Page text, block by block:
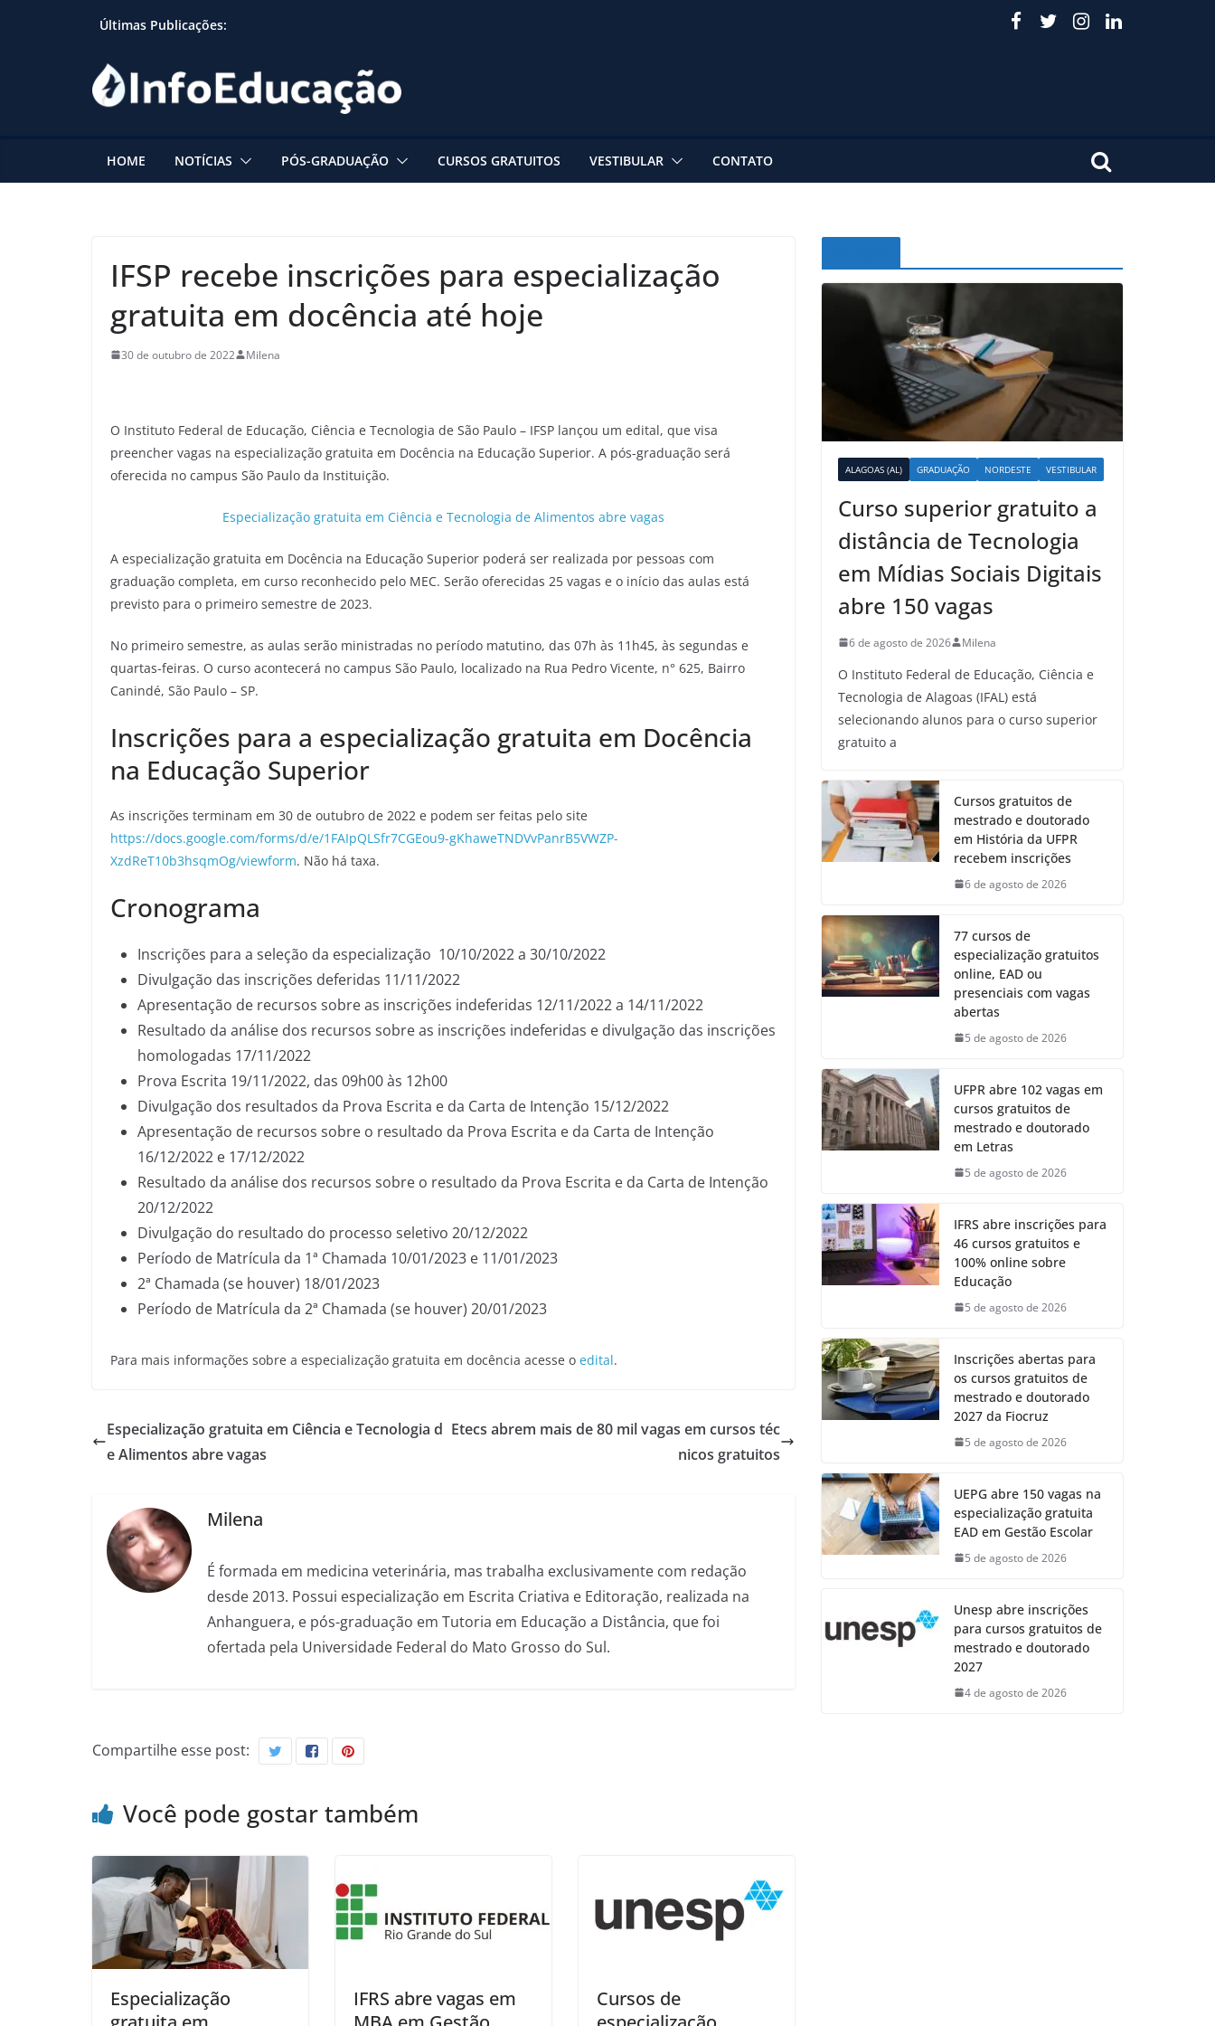
Últimas Publicações:
HOME NOTÍCIAS PÓS-GRADUAÇÃO CURSOS GRATUITOS VESTIBULAR CONTATO
IFSP recebe inscrições para especialização
gratuita em docência até hoje
30 de outubro de 2022 Milena
O Instituto Federal de Educação, Ciência e Tecnologia de São Paulo – IFSP lançou um edital, que visa
preencher vagas na especialização gratuita em Docência na Educação Superior. A pós-graduação será
oferecida no campus São Paulo da Instituição.
Especialização gratuita em Ciência e Tecnologia de Alimentos abre vagas
A especialização gratuita em Docência na Educação Superior poderá ser realizada por pessoas com
graduação completa, em curso reconhecido pelo MEC. Serão oferecidas 25 vagas e o início das aulas está
previsto para o primeiro semestre de 2023.
No primeiro semestre, as aulas serão ministradas no período matutino, das 07h às 11h45, às segundas e
quartas-feiras. O curso acontecerá no campus São Paulo, localizado na Rua Pedro Vicente, n° 625, Bairro
Canindé, São Paulo – SP.
Inscrições para a especialização gratuita em Docência
na Educação Superior
As inscrições terminam em 30 de outubro de 2022 e podem ser feitas pelo site
https://docs.google.com/forms/d/e/1FAIpQLSfr7CGEou9-gKhaweTNDVvPanrB5VWZP-
XzdReT10b3hsqmOg/viewform. Não há taxa.
Cronograma
Inscrições para a seleção da especialização 10/10/2022 a 30/10/2022
Divulgação das inscrições deferidas 11/11/2022
Apresentação de recursos sobre as inscrições indeferidas 12/11/2022 a 14/11/2022
Resultado da análise dos recursos sobre as inscrições indeferidas e divulgação das inscrições
homologadas 17/11/2022
Prova Escrita 19/11/2022, das 09h00 às 12h00
Divulgação dos resultados da Prova Escrita e da Carta de Intenção 15/12/2022
Apresentação de recursos sobre o resultado da Prova Escrita e da Carta de Intenção
16/12/2022 e 17/12/2022
Resultado da análise dos recursos sobre o resultado da Prova Escrita e da Carta de Intenção
20/12/2022
Divulgação do resultado do processo seletivo 20/12/2022
Período de Matrícula da 1ª Chamada 10/01/2023 e 11/01/2023
2ª Chamada (se houver) 18/01/2023
Período de Matrícula da 2ª Chamada (se houver) 20/01/2023
Para mais informações sobre a especialização gratuita em docência acesse o edital.
Especialização gratuita em Ciência e Tecnologia d
e Alimentos abre vagas
Etecs abrem mais de 80 mil vagas em cursos téc
nicos gratuitos
Milena
É formada em medicina veterinária, mas trabalha exclusivamente com redação
desde 2013. Possui especialização em Escrita Criativa e Editoração, realizada na
Anhanguera, e pós-graduação em Tutoria em Educação a Distância, que foi
ofertada pela Universidade Federal do Mato Grosso do Sul.
Compartilhe esse post:
Você pode gostar também
Especialização
IFRS abre vagas em
Cursos de
ALAGOAS (AL) GRADUAÇÃO NORDESTE VESTIBULAR
Curso superior gratuito a
distância de Tecnologia
em Mídias Sociais Digitais
abre 150 vagas
6 de agosto de 2026 Milena
O Instituto Federal de Educação, Ciência e
Tecnologia de Alagoas (IFAL) está
selecionando alunos para o curso superior
gratuito a
Cursos gratuitos de
mestrado e doutorado
em História da UFPR
recebem inscrições
6 de agosto de 2026
77 cursos de
especialização gratuitos
online, EAD ou
presenciais com vagas
abertas
5 de agosto de 2026
UFPR abre 102 vagas em
cursos gratuitos de
mestrado e doutorado
em Letras
5 de agosto de 2026
IFRS abre inscrições para
46 cursos gratuitos e
100% online sobre
Educação
5 de agosto de 2026
Inscrições abertas para
os cursos gratuitos de
mestrado e doutorado
2027 da Fiocruz
5 de agosto de 2026
UEPG abre 150 vagas na
especialização gratuita
EAD em Gestão Escolar
5 de agosto de 2026
Unesp abre inscrições
para cursos gratuitos de
mestrado e doutorado
2027
4 de agosto de 2026